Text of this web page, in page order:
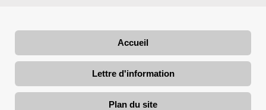
Accueil
Lettre d'information
Plan du site